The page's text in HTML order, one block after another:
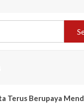
Terus Berupaya